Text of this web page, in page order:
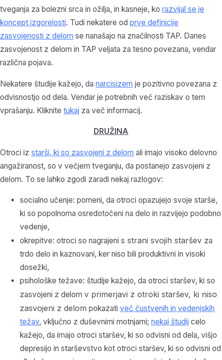
tveganja za bolezni srca in ožilja, in kasneje, ko razvijal se je
koncept izgorelosti. Tudi nekatere od prve definicije
zasvojenosti z delom se nanašajo na značilnosti TAP. Danes
zasvojenost z delom in TAP veljata za tesno povezana, vendar
različna pojava.
Nekatere študije kažejo, da narcisizem je pozitivno povezana z
odvisnostjo od dela. Vendar je potrebnih več raziskav o tem
vprašanju. Kliknite tukaj za več informacij.
DRUŽINA
Otroci iz starši, ki so zasvojeni z delom ali imajo visoko delovno
angažiranost, so v večjem tveganju, da postanejo zasvojeni z
delom. To se lahko zgodi zaradi nekaj razlogov:
socialno učenje: pomeni, da otroci opazujejo svoje starše,
ki so popolnoma osredotočeni na delo in razvijejo podobno
vedenje,
okrepitve: otroci so nagrajeni s strani svojih staršev za
trdo delo in kaznovani, ker niso bili produktivni in visoki
dosežki,
psihološke težave: študije kažejo, da otroci staršev, ki so
zasvojeni z delom v primerjavi z otroki staršev, ki niso
zasvojeni z delom pokazati več čustvenih in vedenjskih
težav, vključno z duševnimi motnjami; nekaj študij celo
kažejo, da imajo otroci staršev, ki so odvisni od dela, višjo
depresijo in starševstvo kot otroci staršev, ki so odvisni od